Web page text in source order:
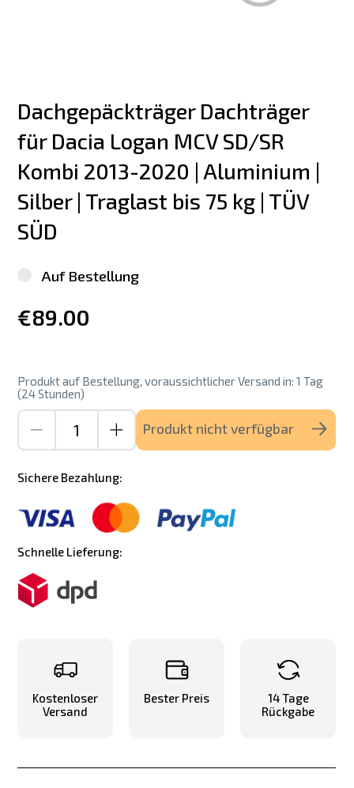
Dachgepäckträger Dachträger
für Dacia Logan MCV SD/SR
Kombi 2013-2020 | Aluminium |
Silber | Traglast bis 75 kg | TÜV
SÜD
Auf Bestellung
€89.00
Produkt auf Bestellung, voraussichtlicher Versand in: 1 Tag
(24 Stunden)
Produkt nicht verfügbar
Sichere Bezahlung:
Schnelle Lieferung:
Kostenloser
Versand
Bester Preis
14 Tage
Rückgabe